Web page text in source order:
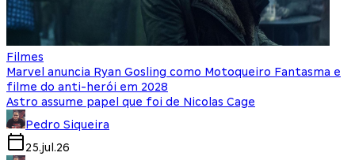
Filmes
Marvel anuncia Ryan Gosling como Motoqueiro Fantasma e
filme do anti-herói em 2028
Astro assume papel que foi de Nicolas Cage
Pedro Siqueira
25.jul.26